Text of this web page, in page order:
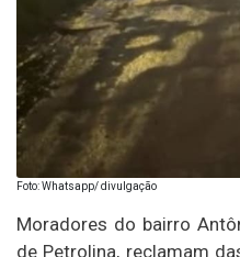
Foto: Whatsapp/ divulgação
Moradores do bairro
de Petrolina, reclamam